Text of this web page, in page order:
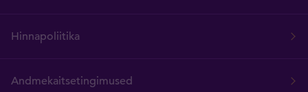
Hinnapoliitika
Andmekaitsetingimused